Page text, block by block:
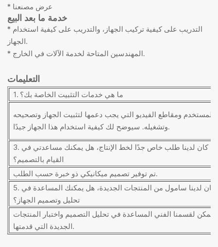
* عرض مصنعنا
خدمة ما بعد البيع
* التدريب على كيفية تركيب الجهاز، والتدريب على كيفية استخدام
الجهاز.
* المهندسين المتاحة لخدمة الآلات في الخارج.
التعليمات
1. ما هي خدمات التثبيت الخاصة بك؟
المستخدم ومقاطع الفيديو التي يجب دعمها لتثبيت الجهاز وتصحيحه
وتشغيله. سيوضح لك كيفية استخدام هذا الجهاز جيدًا.
3. إذا كان لدينا طلب خاص جدًا لخط الإنتاج، هل يمكنك مساعدتي في
القيام بالتصميم؟
تم توفير تصميم ميكانيكي ذو خبرة حسب الطلب.
5. إذا كان لدينا سامول من المنتجات الجديدة، هل يمكنك المساعدة في
تحليل وتصميم الجهاز؟
يمكن لقسمنا الفني المساعدة في تحليل التصميم واختبار المنتجات
الجديدة التي قدمتها.